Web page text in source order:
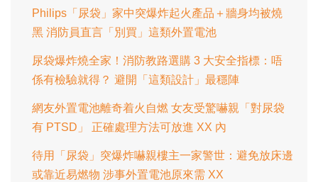
Philips「尿袋」家中突爆炸起火產品＋牆身均被燒
黑 消防員直言「別買」這類外置電池
尿袋爆炸燒全家！消防教路選購 3 大安全指標：唔
係有檢驗就得？ 避開「這類設計」最穩陣
網友外置電池離奇着火自燃 女友受驚嚇親「對尿袋
有 PTSD」 正確處理方法可放進 XX 內
待用「尿袋」突爆炸嚇親樓主一家警世：避免放床邊
或靠近易燃物 涉事外置電池原來需 XX